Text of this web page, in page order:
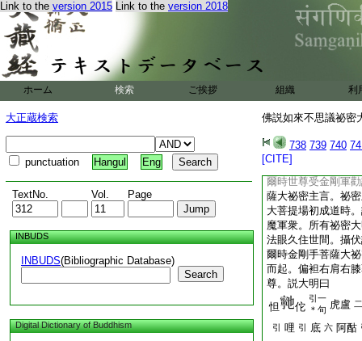
Link to the version 2015 Link to the version 2018
ホーム 検索 ご挨拶 組織 利
大正蔵検索
punctuation Hangul Eng
TextNo. Vol. Page
INBUDS
INBUDS(Bibliographic Database)
Search
Digital Dictionary of Buddhism
佛説如來不思議祕密
738 739 740
[CITE]
男子。菩薩有九種
悲起故。二者精進
勝慧生故。四者信
習力。離散亂故。
菩薩九力。當佛世
尊威神建立。令此
密主宮中而得久住
聞慧。光明照
9
提中廣令流布使不
爾時世尊受金剛軍
薩大祕密主言。祕
大菩提場初成道時
魔軍衆。所有祕密
法眼久住世間。攝
爾時金剛手菩薩大
而起。偏袒右肩右
尊。説大明曰
怛
佗
引一
＊句 虎盧 二
引 哩 引 底 六 阿酤